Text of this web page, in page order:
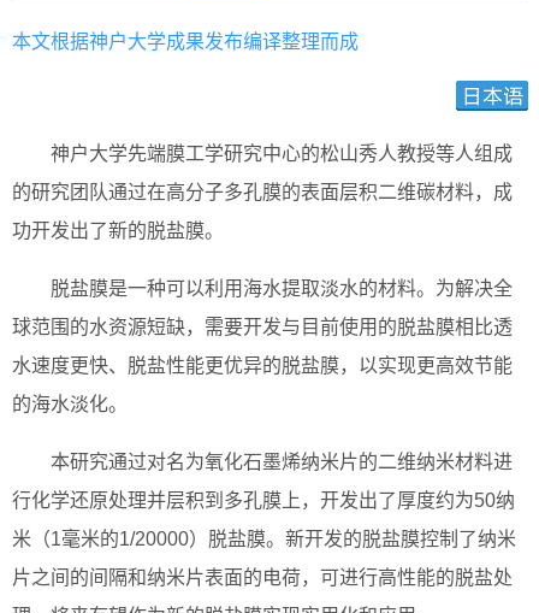
本文根据神户大学成果发布编译整理而成
神户大学先端膜工学研究中心的松山秀人教授等人组成
的研究团队通过在高分子多孔膜的表面层积二维碳材料，成
功开发出了新的脱盐膜。
脱盐膜是一种可以利用海水提取淡水的材料。为解决全
球范围的水资源短缺，需要开发与目前使用的脱盐膜相比透
水速度更快、脱盐性能更优异的脱盐膜，以实现更高效节能
的海水淡化。
本研究通过对名为氧化石墨烯纳米片的二维纳米材料进
行化学还原处理并层积到多孔膜上，开发出了厚度约为50纳
米（1毫米的1/20000）脱盐膜。新开发的脱盐膜控制了纳米
片之间的间隔和纳米片表面的电荷，可进行高性能的脱盐处